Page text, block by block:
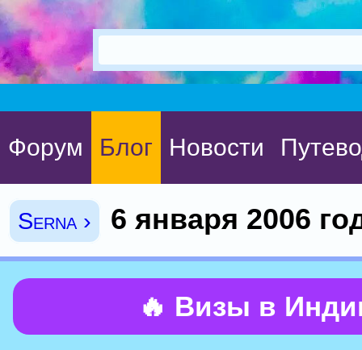
Форум Блог Новости
Serna › 6 января 2006
🔥 Визы в